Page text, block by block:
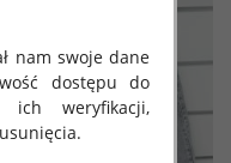
nam swoje dane
dostępu do
weryfikacji,